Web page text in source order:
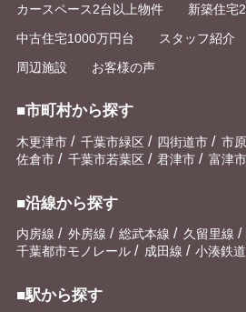
カースペース2台以上物件 新築住宅
中古住宅1000万円台 スタッフ紹介
周辺施設 お客様の声
■市町村から探す
木更津市 / 千葉市緑区 / 四街道市 / 市
佐倉市 / 千葉市若葉区 / 君津市 / 富津市
■沿線から探す
内房線 / 外房線 / 総武本線 / 久留里線 /
千葉都市モノレール / 成田線 / 小湊鉄道
■駅から探す